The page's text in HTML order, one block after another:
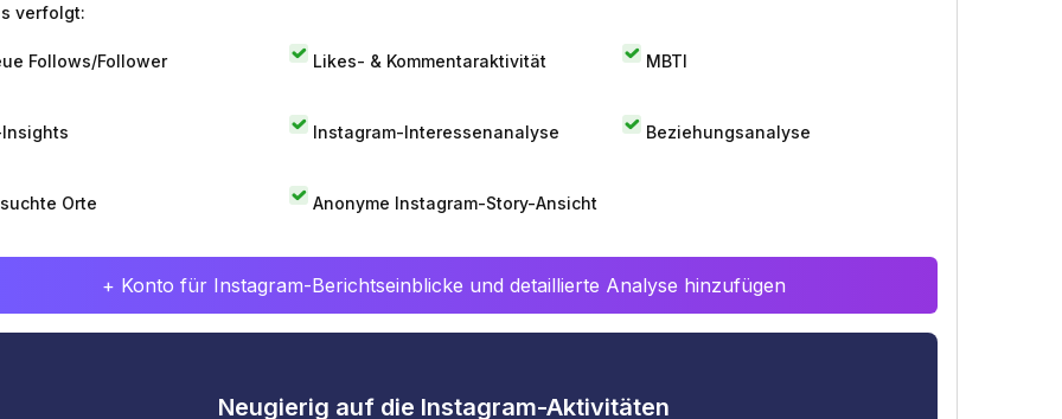
verfolgt:
Follows/Follower Likes- & Kommentaraktivität MBTI
Instagram-Interessenanalyse Beziehungsanalyse
Orte Anonyme Instagram-Story-Ansicht
+ Konto für Instagram-Berichtseinblicke und detaillierte Analyse hinzufügen
Neugierig auf die Instagram-Aktivitäten